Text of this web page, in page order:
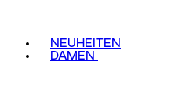
NEUHEITEN
DAMEN